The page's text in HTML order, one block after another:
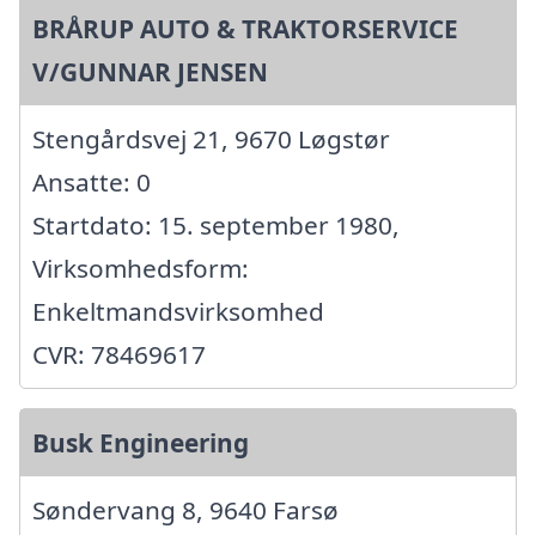
BRÅRUP AUTO & TRAKTORSERVICE
V/GUNNAR JENSEN
Stengårdsvej 21, 9670 Løgstør
Ansatte: 0
Startdato: 15. september 1980,
Virksomhedsform:
Enkeltmandsvirksomhed
CVR: 78469617
Busk Engineering
Søndervang 8, 9640 Farsø